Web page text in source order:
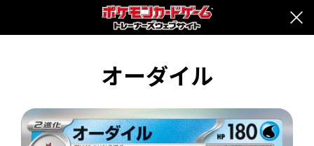
オーダイル